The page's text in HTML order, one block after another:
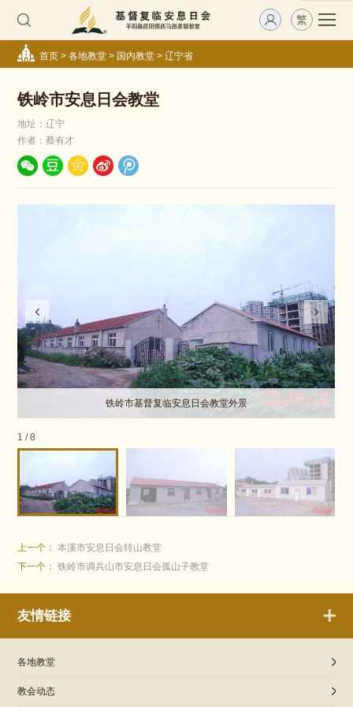
繁
首页> 各地教堂> 国内教堂> 辽宁省
铁岭市安息日会教堂
地址：辽宁
作者：蔡有才
铁岭市基督复临安息日会教堂外景
1 /8
上一个：本溪市安息日会转山教堂
下一个：铁岭市调兵山市安息日会孤山子教堂
友情链接
各地教堂
教会动态